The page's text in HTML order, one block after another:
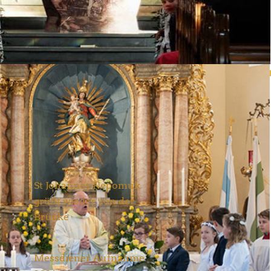
Neueste Nachrichten
St Johannes Nepomuk
grüßt wieder von der
Brücke
Aktuelles 28. Juni 2026
Messdiener Aufnahme